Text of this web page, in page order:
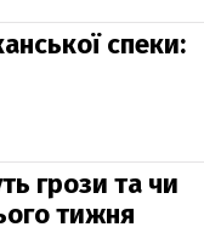
спеки:
грози та чи
тижня